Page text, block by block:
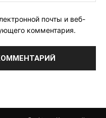
почты и веб-
комментария.